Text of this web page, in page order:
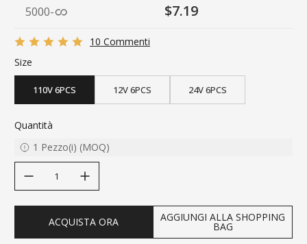
5000- $7.19
10 Commenti
Size
110V 6PCS 12V 6PCS 24V 6PCS
Quantità
1 Pezzo(i) (MOQ)
ACQUISTA ORA AGGIUNGI ALLA SHOPPING
BAG